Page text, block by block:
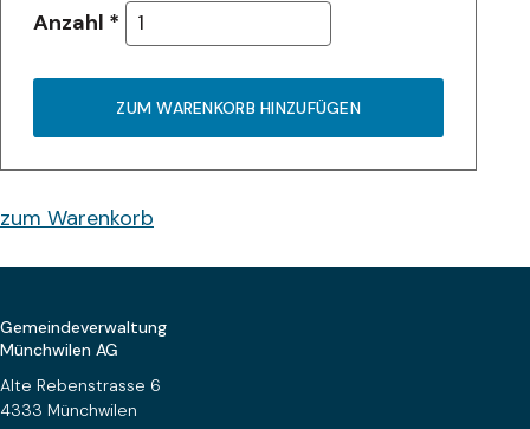
Anzahl *
ZUM WARENKORB HINZUFÜGEN
zum Warenkorb
Gemeindeverwaltung
Münchwilen AG
Alte Rebenstrasse 6
4333 Münchwilen